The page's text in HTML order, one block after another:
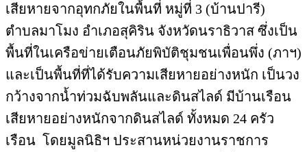
เสียหายจากอุทกภัยในพื้นที่ หมู่ที่ 3 (บ้านปารี)
ตำบลมาโมง อำเภอสุคิริน จังหวัดนราธิวาส ซึ่งเป็น
พื้นที่ในเครือข่ายเตือนภัยพิบัติชุมชนเพื่อนพึ่ง (ภาฯ)
และเป็นพื้นที่ที่ได้รับความเสียหายอย่างหนัก เป็นวง
กว้างจากน้ำท่วมฉับพลันและดินสไลด์ มีบ้านเรือน
เสียหายอย่างหนักจากดินสไลด์ ทั้งหมด 24 ครัว
เรือน โดยมูลนิธิฯ ประสานหน่วยงานราชการ